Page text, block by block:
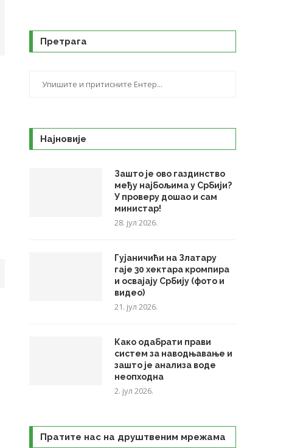
Претрага
Најновије
Зашто је ово газдинство
међу најбољима у Србији?
У проверу дошао и сам
министар!
28. јул 2026.
Гујаничићи на Златару
гаје 30 хектара кромпира
и освајају Србију (фото и
видео)
21. јул 2026.
Како одабрати прави
систем за наводњавање и
зашто је анализа воде
неопходна
2. јул 2026.
Пратите нас на друштвеним мрежама